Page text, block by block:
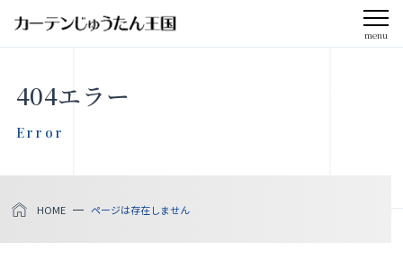
menu
お知らせ
404エラー
Error
HOME ページは存在しません